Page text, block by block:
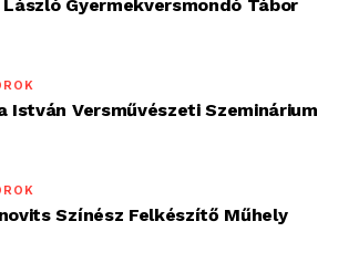
László Gyermekversmondó Tábor
István Versművészeti Szeminárium
Színész Felkészítő Műhely